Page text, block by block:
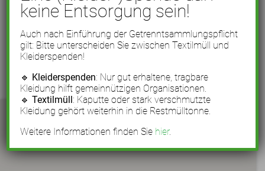
keine Entsorgung sein!
Auch nach Einführung der Getrenntsammlungspflicht
gilt: Bitte unterscheiden Sie zwischen Textilmüll und
Kleiderspenden!
🔹 Kleiderspenden: Nur gut erhaltene, tragbare
Kleidung hilft gemeinnützigen Organisationen.
🔹Textilmüll: Kaputte oder stark verschmutzte
Kleidung gehört weiterhin in die Restmülltonne.
Weitere Informationen finden Sie hier.